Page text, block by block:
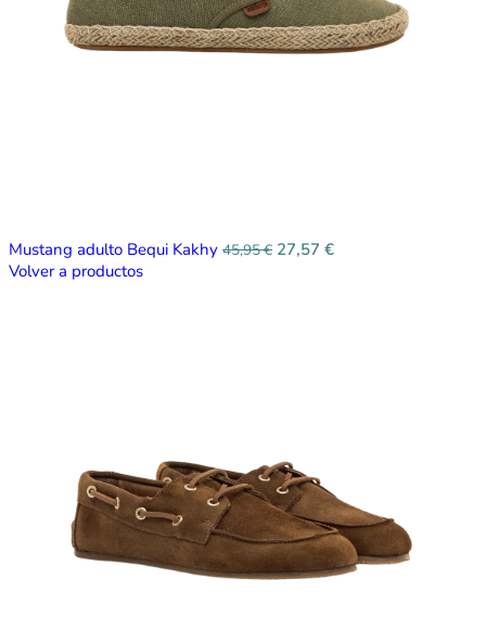
Mustang adulto Bequi Kakhy 45,95€ 27,57 €
Volver a productos